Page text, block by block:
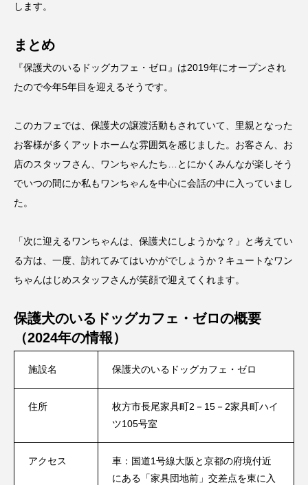
します。
まとめ
『保護犬のいるドッグカフェ・ゼロ』は2019年にオープンされ
たので今年5年目を迎えるそうです。
このカフェでは、保護犬の譲渡活動もされていて、里親となった
お客様が多くアットホームな雰囲気を感じました。お客さん、お
店のスタッフさん、ワンちゃんたち…とにかくみんなが楽しそう
でいつの間にか私もワンちゃんを中心に会話の中に入っていまし
た。
「次に迎えるワンちゃんは、保護犬にしようかな？」と考えてい
る方は、一度、訪れてみてはいかがでしょうか？キュートなワン
ちゃんはじめスタッフさんが笑顔で迎えてくれます。
保護犬のいるドッグカフェ・ゼロの概要
（2024年の情報）
施設名 保護犬のいるドッグカフェ・ゼロ
住所
枚方市長尾家具町2－15－2家具町ハイ
ツ105号室
アクセス
車：国道1号線大阪と京都の府境付近
にある「家具団地前」交差点を東に入